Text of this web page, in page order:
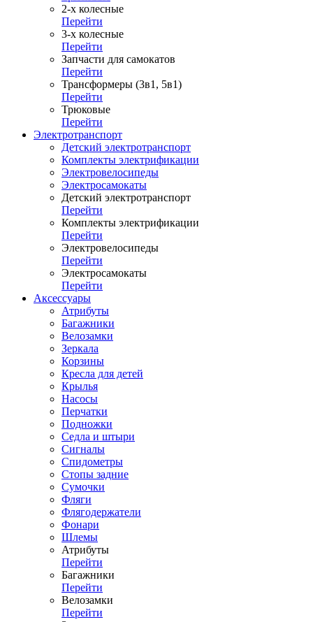
2-х колесные
Перейти
3-х колесные
Перейти
Запчасти для самокатов
Перейти
Трансформеры (3в1, 5в1)
Перейти
Трюковые
Перейти
Электротранспорт
Детский электротранспорт
Комплекты электрификации
Электровелосипеды
Электросамокаты
Детский электротранспорт
Перейти
Комплекты электрификации
Перейти
Электровелосипеды
Перейти
Электросамокаты
Перейти
Аксессуары
Атрибуты
Багажники
Велозамки
Зеркала
Корзины
Кресла для детей
Крылья
Насосы
Перчатки
Подножки
Седла и штыри
Сигналы
Спидометры
Стопы задние
Сумочки
Фляги
Флягодержатели
Фонари
Шлемы
Атрибуты
Перейти
Багажники
Перейти
Велозамки
Перейти